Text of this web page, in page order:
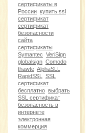
сертификаты в
России купить ssl
сертификат
сертификат
безопасности
сайта
сертификаты
Symantec VeriSign
globalsign Comodo
thawte AlphaSLL
RapidSSL
SSL
сертификат
бесплатно выбрать
SSL сертификат
безопасность в
интернете
электронная
коммерция